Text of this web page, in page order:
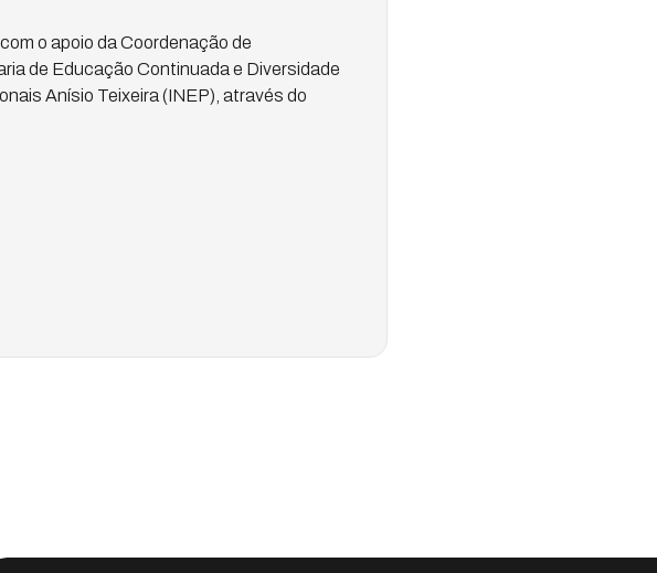
o apoio da Coordenação de
de Educação Continuada e Diversidade
Anísio Teixeira (INEP), através do